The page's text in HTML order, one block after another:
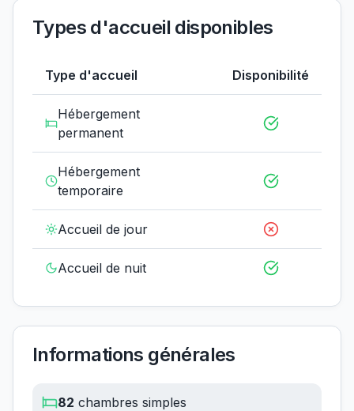
Types d'accueil disponibles
Type d'accueil Disponibilité
Hébergement
permanent
Hébergement
temporaire
Accueil de jour
Accueil de nuit
Informations générales
82 chambres simples